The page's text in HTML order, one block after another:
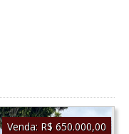
Venda: R$ 650.000,00